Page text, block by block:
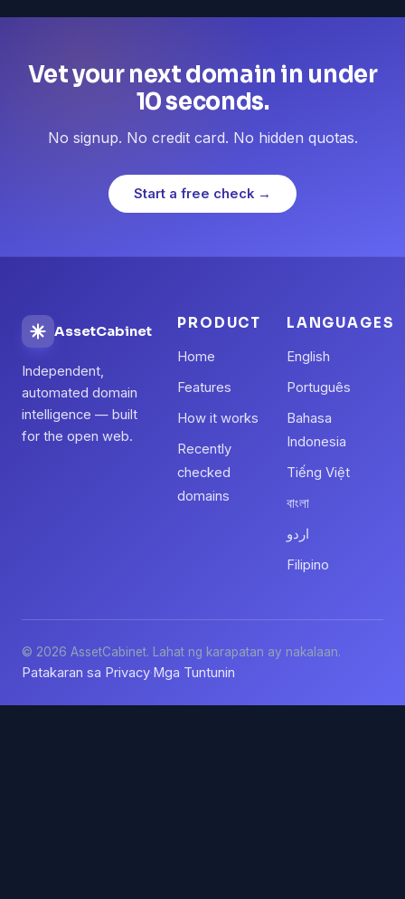
Vet your next domain in under
10 seconds.
No signup. No credit card. No hidden quotas.
Start a free check →
AssetCabinet
Independent,
automated domain
intelligence — built
for the open web.
PRODUCT
Home
Features
How it works
Recently
checked
domains
LANGUAGES
English
Português
Bahasa
Indonesia
Tiếng Việt
বাংলা
اردو
Filipino
© 2026 AssetCabinet. Lahat ng karapatan ay nakalaan.
Patakaran sa Privacy·Mga Tuntunin